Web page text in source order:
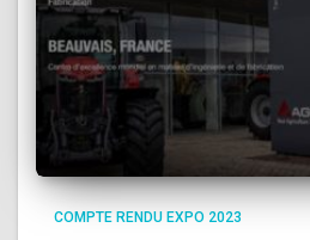
COMPTE RENDU EXPO 2023